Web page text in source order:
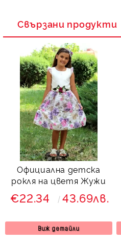
Свързани продукти
Официална детска
рокля на цветя Жужи
€22.34 43.69лв.
Виж детайли